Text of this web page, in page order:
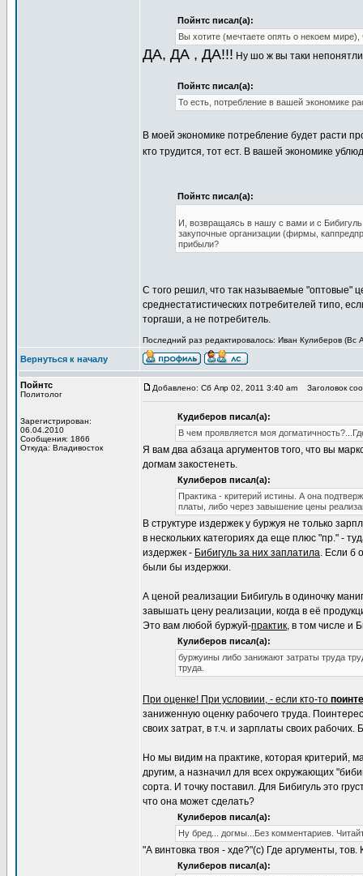
Пойнтс писал(а):
Вы хотите (мечтаете опять о некоем
ДА, ДА , ДА!!! Ну шо ж вы таки
Пойнтс писал(а):
То есть, потребление в вашей экономике
В моей экономике потребление будет расти
кто трудится, тот ест. В вашей экономике
Пойнтс писал(а):
И, возвращаясь в нашу с вами и с
закупочные организации (фирмы,
прибыли?
С того решил, что так называемые "оптовые"
среднестатистических потребителей типо,
торгаши, а не потребитель.
Последний раз редактировалось: Иван Кулиберов (Вс
Вернуться к началу
Пойнтс
Политолог
Зарегистрирован:
06.04.2010
Сообщения: 1866
Откуда: Владивосток
Добавлено: Сб Апр 02, 2011 3:40 am Заголовок
Кудиберов писал(а):
В чем проявляется моя
Я вам два абзаца аргументов того, что вы
догмам закостенеть.
Кулиберов писал(а):
Практика - критерий истины. А она
платы, либо через завышение цены
В структуре издержек у буржуя не только
в нескольких категориях да еще плюс "пр." -
издержек - Бибигуль за них заплатила. Если б
были бы издержки.
А ценой реализации Бибигуль в одиночку
завышать цену реализации, когда в её
Это вам любой буржуй-практик, в том числе и
Кулиберов писал(а):
буржуины либо занижают затраты труда
труда.
При оценке! При условиии, - если кто-то
заниженную оценку рабочего труда.
своих затрат, в т.ч. и зарплаты своих
Но мы видим на практике, которая критерий,
другим, а назначил для всех окружающих
сорта. И точку поставил. Для Бибигуль это
что она может сделать?
Кулиберов писал(а):
Ну бред... догмы...Без комментариев.
"А винтовка твоя - хде?"(с) Где аргументы,
Кулиберов писал(а):